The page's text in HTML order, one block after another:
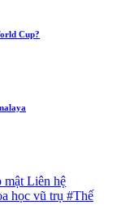
Cup?
mật Liên hệ
học vũ trụ #Thế